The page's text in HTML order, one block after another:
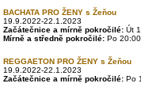
BACHATA PRO ŽENY s Žeňou
19.9.2022-22.1.2023
Začátečnice a mírně pokročilé: Út
Mírně a středně pokročilé: Po
REGGAETON PRO ŽENY s Žeňou
19.9.2022-22.1.2023
Začátečnice a mírně pokročilé: Po